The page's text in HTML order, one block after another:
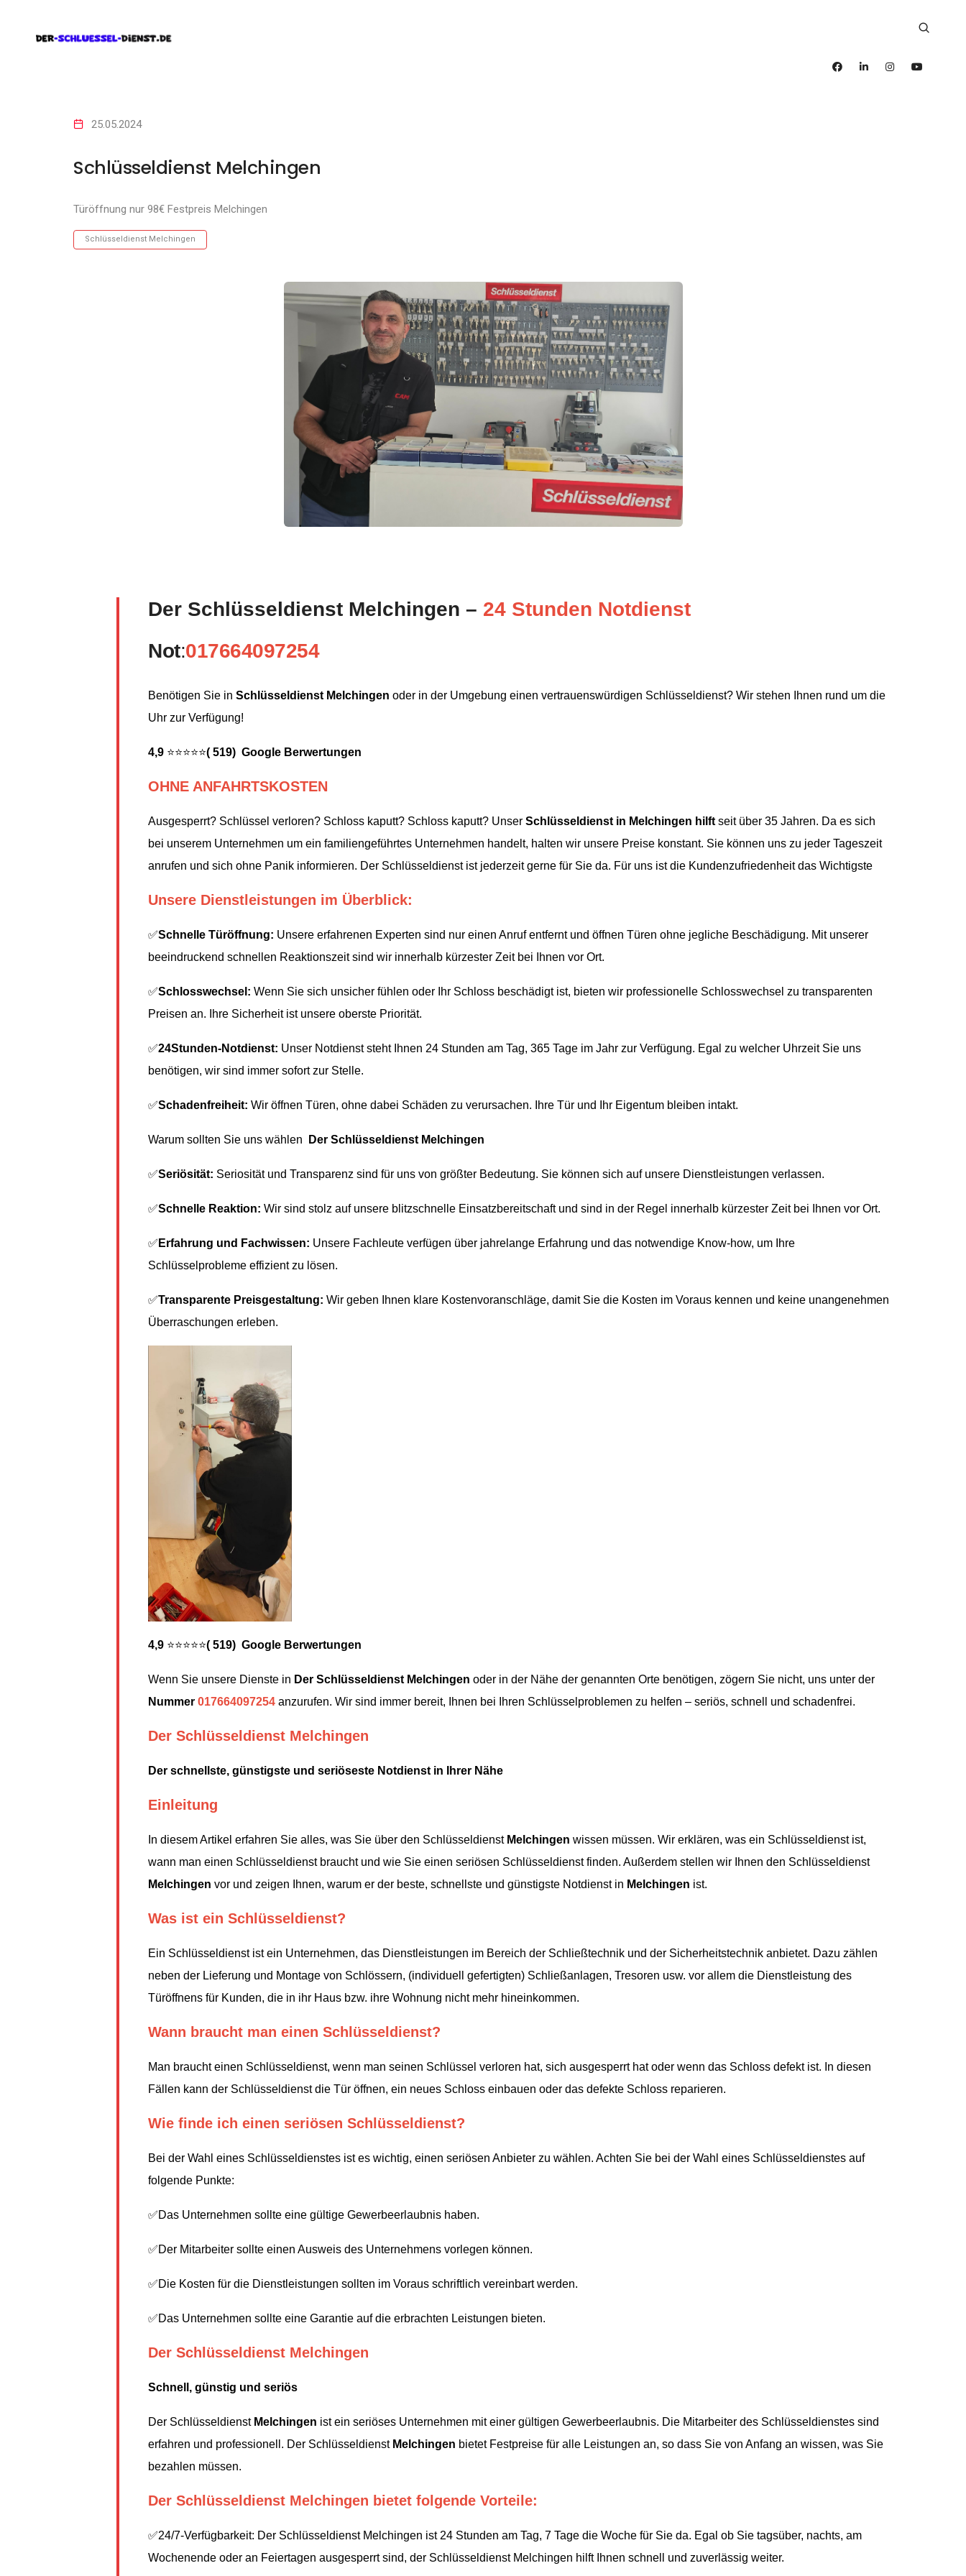
25.05.2024
Schlüsseldienst Melchingen
Türöffnung nur 98€ Festpreis Melchingen
Schlüsseldienst Melchingen
Der Schlüsseldienst Melchingen – 24 Stunden Notdienst
Not:017664097254
Benötigen Sie in Schlüsseldienst Melchingen oder in der Umgebung einen vertrauenswürdigen Schlüsseldienst? Wir stehen Ihnen rund um die
Uhr zur Verfügung!
4,9 ⭐⭐⭐⭐⭐( 519) Google Berwertungen
OHNE ANFAHRTSKOSTEN
Ausgesperrt? Schlüssel verloren? Schloss kaputt? Schloss kaputt? Unser Schlüsseldienst in Melchingen hilft seit über 35 Jahren. Da es sich
bei unserem Unternehmen um ein familiengeführtes Unternehmen handelt, halten wir unsere Preise konstant. Sie können uns zu jeder Tageszeit
anrufen und sich ohne Panik informieren. Der Schlüsseldienst ist jederzeit gerne für Sie da. Für uns ist die Kundenzufriedenheit das Wichtigste
Unsere Dienstleistungen im Überblick:
✅Schnelle Türöffnung: Unsere erfahrenen Experten sind nur einen Anruf entfernt und öffnen Türen ohne jegliche Beschädigung. Mit unserer
beeindruckend schnellen Reaktionszeit sind wir innerhalb kürzester Zeit bei Ihnen vor Ort.
✅Schlosswechsel: Wenn Sie sich unsicher fühlen oder Ihr Schloss beschädigt ist, bieten wir professionelle Schlosswechsel zu transparenten
Preisen an. Ihre Sicherheit ist unsere oberste Priorität.
✅24Stunden-Notdienst: Unser Notdienst steht Ihnen 24 Stunden am Tag, 365 Tage im Jahr zur Verfügung. Egal zu welcher Uhrzeit Sie uns
benötigen, wir sind immer sofort zur Stelle.
✅Schadenfreiheit: Wir öffnen Türen, ohne dabei Schäden zu verursachen. Ihre Tür und Ihr Eigentum bleiben intakt.
Warum sollten Sie uns wählen Der Schlüsseldienst Melchingen
✅Seriösität: Seriosität und Transparenz sind für uns von größter Bedeutung. Sie können sich auf unsere Dienstleistungen verlassen.
✅Schnelle Reaktion: Wir sind stolz auf unsere blitzschnelle Einsatzbereitschaft und sind in der Regel innerhalb kürzester Zeit bei Ihnen vor Ort.
✅ Erfahrung und Fachwissen: Unsere Fachleute verfügen über jahrelange Erfahrung und das notwendige Know-how, um Ihre
Schlüsselprobleme effizient zu lösen.
✅Transparente Preisgestaltung: Wir geben Ihnen klare Kostenvoranschläge, damit Sie die Kosten im Voraus kennen und keine unangenehmen
Überraschungen erleben.
4,9 ⭐⭐⭐⭐⭐( 519) Google Berwertungen
Wenn Sie unsere Dienste in Der Schlüsseldienst Melchingen oder in der Nähe der genannten Orte benötigen, zögern Sie nicht, uns unter der
Nummer 017664097254 anzurufen. Wir sind immer bereit, Ihnen bei Ihren Schlüsselproblemen zu helfen – seriös, schnell und schadenfrei.
Der Schlüsseldienst Melchingen
Der schnellste, günstigste und seriöseste Notdienst in Ihrer Nähe
Einleitung
In diesem Artikel erfahren Sie alles, was Sie über den Schlüsseldienst Melchingen wissen müssen. Wir erklären, was ein Schlüsseldienst ist,
wann man einen Schlüsseldienst braucht und wie Sie einen seriösen Schlüsseldienst finden. Außerdem stellen wir Ihnen den Schlüsseldienst
Melchingen vor und zeigen Ihnen, warum er der beste, schnellste und günstigste Notdienst in Melchingen ist.
Was ist ein Schlüsseldienst?
Ein Schlüsseldienst ist ein Unternehmen, das Dienstleistungen im Bereich der Schließtechnik und der Sicherheitstechnik anbietet. Dazu zählen
neben der Lieferung und Montage von Schlössern, (individuell gefertigten) Schließanlagen, Tresoren usw. vor allem die Dienstleistung des
Türöffnens für Kunden, die in ihr Haus bzw. ihre Wohnung nicht mehr hineinkommen.
Wann braucht man einen Schlüsseldienst?
Man braucht einen Schlüsseldienst, wenn man seinen Schlüssel verloren hat, sich ausgesperrt hat oder wenn das Schloss defekt ist. In diesen
Fällen kann der Schlüsseldienst die Tür öffnen, ein neues Schloss einbauen oder das defekte Schloss reparieren.
Wie finde ich einen seriösen Schlüsseldienst?
Bei der Wahl eines Schlüsseldienstes ist es wichtig, einen seriösen Anbieter zu wählen. Achten Sie bei der Wahl eines Schlüsseldienstes auf
folgende Punkte:
✅Das Unternehmen sollte eine gültige Gewerbeerlaubnis haben.
✅Der Mitarbeiter sollte einen Ausweis des Unternehmens vorlegen können.
✅Die Kosten für die Dienstleistungen sollten im Voraus schriftlich vereinbart werden.
✅Das Unternehmen sollte eine Garantie auf die erbrachten Leistungen bieten.
Der Schlüsseldienst Melchingen
Schnell, günstig und seriös
Der Schlüsseldienst Melchingen ist ein seriöses Unternehmen mit einer gültigen Gewerbeerlaubnis. Die Mitarbeiter des Schlüsseldienstes sind
erfahren und professionell. Der Schlüsseldienst Melchingen bietet Festpreise für alle Leistungen an, so dass Sie von Anfang an wissen, was Sie
bezahlen müssen.
Der Schlüsseldienst Melchingen bietet folgende Vorteile:
✅24/7-Verfügbarkeit: Der Schlüsseldienst Melchingen ist 24 Stunden am Tag, 7 Tage die Woche für Sie da. Egal ob Sie tagsüber, nachts, am
Wochenende oder an Feiertagen ausgesperrt sind, der Schlüsseldienst Melchingen hilft Ihnen schnell und zuverlässig weiter.